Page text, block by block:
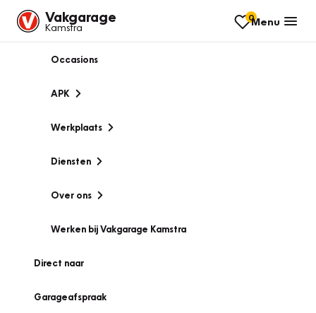
Vakgarage
Kamstra
0Menu
Occasions
APK
Werkplaats
Diensten
Over ons
Werken bij Vakgarage Kamstra
Direct naar
Garageafspraak